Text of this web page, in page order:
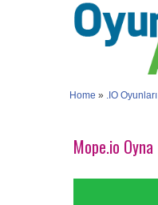
Home » .IO Oyunları
Mope.io Oyna